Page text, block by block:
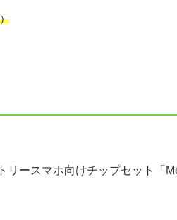
リースマホ向けチップセット「